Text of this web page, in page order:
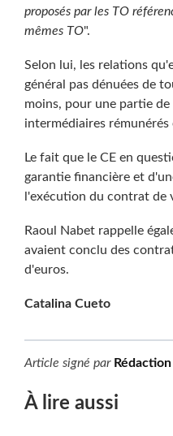
proposés par les TO
mêmes TO".
Selon lui, les relations
général pas dénuées de
moins, pour une partie de
intermédiaires
Le fait que le CE en
garantie financière et
l'exécution du contrat de
Raoul Nabet rappelle
avaient conclu des
d'euros.
Catalina Cueto
Article signé par Rédaction
À lire aussi